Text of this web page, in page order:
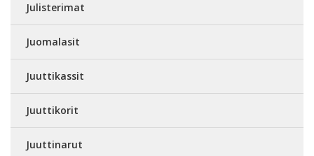
Julisterimat
Juomalasit
Juuttikassit
Juuttikorit
Juuttinarut